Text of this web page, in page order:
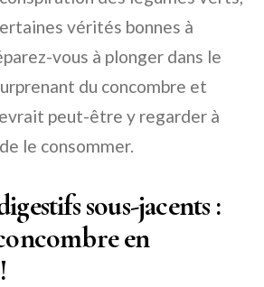
vérités bonnes à
vous à plonger dans le
du concombre et
peut-être y regarder à
le consommer.
sous-jacents :
en